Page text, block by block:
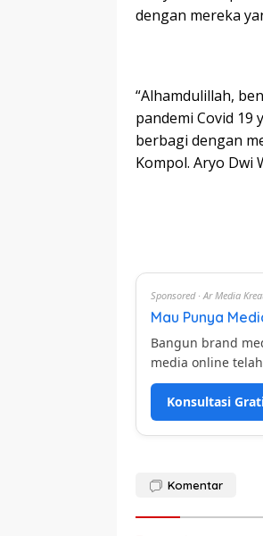
dengan mereka
“Alhamdulillah,
pandemi Covid
berbagi dengan
Kompol. Aryo Dwi
Sponsored · Ar Media
Mau Punya
Bangun brand
media online
Konsultasi
Komentar